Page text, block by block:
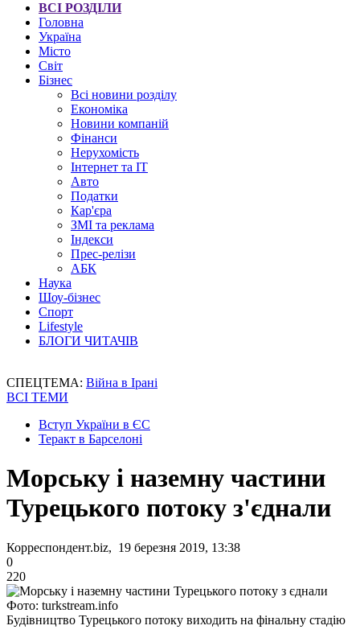
ВСІ РОЗДІЛИ
Головна
Україна
Місто
Світ
Бізнес
Всі новини розділу
Економіка
Новини компаній
Фінанси
Нерухомість
Інтернет та IT
Авто
Податки
Кар'єра
ЗМІ та реклама
Індекси
Прес-релізи
АБК
Наука
Шоу-бізнес
Спорт
Lifestyle
БЛОГИ ЧИТАЧІВ
СПЕЦТЕМА: Війна в Ірані
ВСІ ТЕМИ
Вступ України в ЄС
Теракт в Барселоні
Морську і наземну частини
Турецького потоку з'єднали
Корреспондент.biz, 19 березня 2019, 13:38
0
220
Фото: turkstream.info
Будівництво Турецького потоку виходить на фінальну стадію